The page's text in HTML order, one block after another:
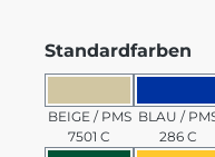
Standardfarben
BEIGE / PMS
BEIGE / PMS
7501 C
BLAU /
286 C